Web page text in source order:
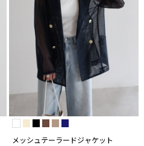
メッシュテーラードジャケット